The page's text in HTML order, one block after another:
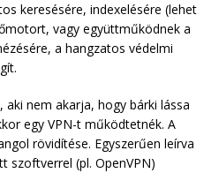
keresésére, indexelésére (lehet
vagy együttműködnek a
a hangzatos védelmi
aki nem akarja, hogy bárki lássa
egy VPN-t működtetnék. A
rövidítése. Egyszerűen leírva
szoftverrel (pl. OpenVPN)